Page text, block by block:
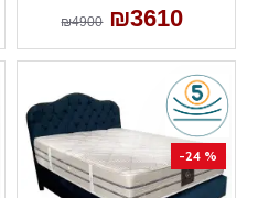
₪4900 ₪3610
-24 %